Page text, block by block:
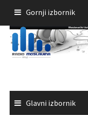
sadržaja
Gornji izbornik
Glavni izbornik